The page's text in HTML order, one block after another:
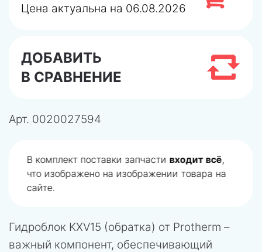
Цена актуальна на 06.08.2026
ДОБАВИТЬ
В СРАВНЕНИЕ
Арт. 0020027594
В комплект поставки запчасти входит всё,
что изображено на изображении товара на
сайте.
Гидроблок KXV15 (обратка) от Protherm –
важный компонент, обеспечивающий